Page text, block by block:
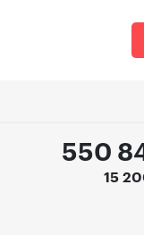
550
15